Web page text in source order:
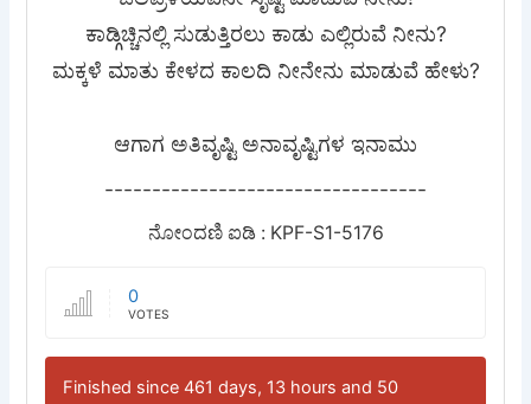
ಕಾಡ್ಗಿಚ್ಚಿನಲ್ಲಿ ಸುಡುತ್ತಿರಲು ಕಾಡು ಎಲ್ಲಿರುವೆ ನೀನು?
ಮಕ್ಕಳೆ ಮಾತು ಕೇಳದ ಕಾಲದಿ ನೀನೇನು ಮಾಡುವೆ ಹೇಳು?
ಆಗಾಗ ಅತಿವೃಷ್ಟಿ ಅನಾವೃಷ್ಟಿಗಳ ಇನಾಮು
----------------------------------
ನೋಂದಣಿ ಐಡಿ : KPF-S1-5176
0
VOTES
Finished since 461 days, 13 hours and 50